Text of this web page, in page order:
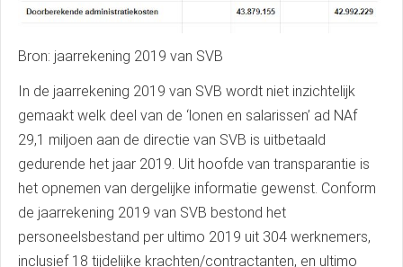
Bron: jaarrekening 2019 van SVB
In de jaarrekening 2019 van SVB wordt niet inzichtelijk
gemaakt welk deel van de ‘lonen en salarissen’ ad NAf
29,1 miljoen aan de directie van SVB is uitbetaald
gedurende het jaar 2019. Uit hoofde van transparantie is
het opnemen van dergelijke informatie gewenst. Conform
de jaarrekening 2019 van SVB bestond het
personeelsbestand per ultimo 2019 uit 304 werknemers,
inclusief 18 tijdelijke krachten/contractanten, en ultimo